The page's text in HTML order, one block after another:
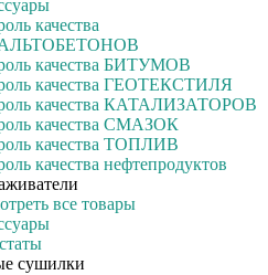
качества
качества БИТУМОВ
качества ГЕОТЕКСТИЛЯ
качества КАТАЛИЗАТОРОВ
качества СМАЗОК
качества ТОПЛИВ
качества нефтепродуктов
все товары
сушилки